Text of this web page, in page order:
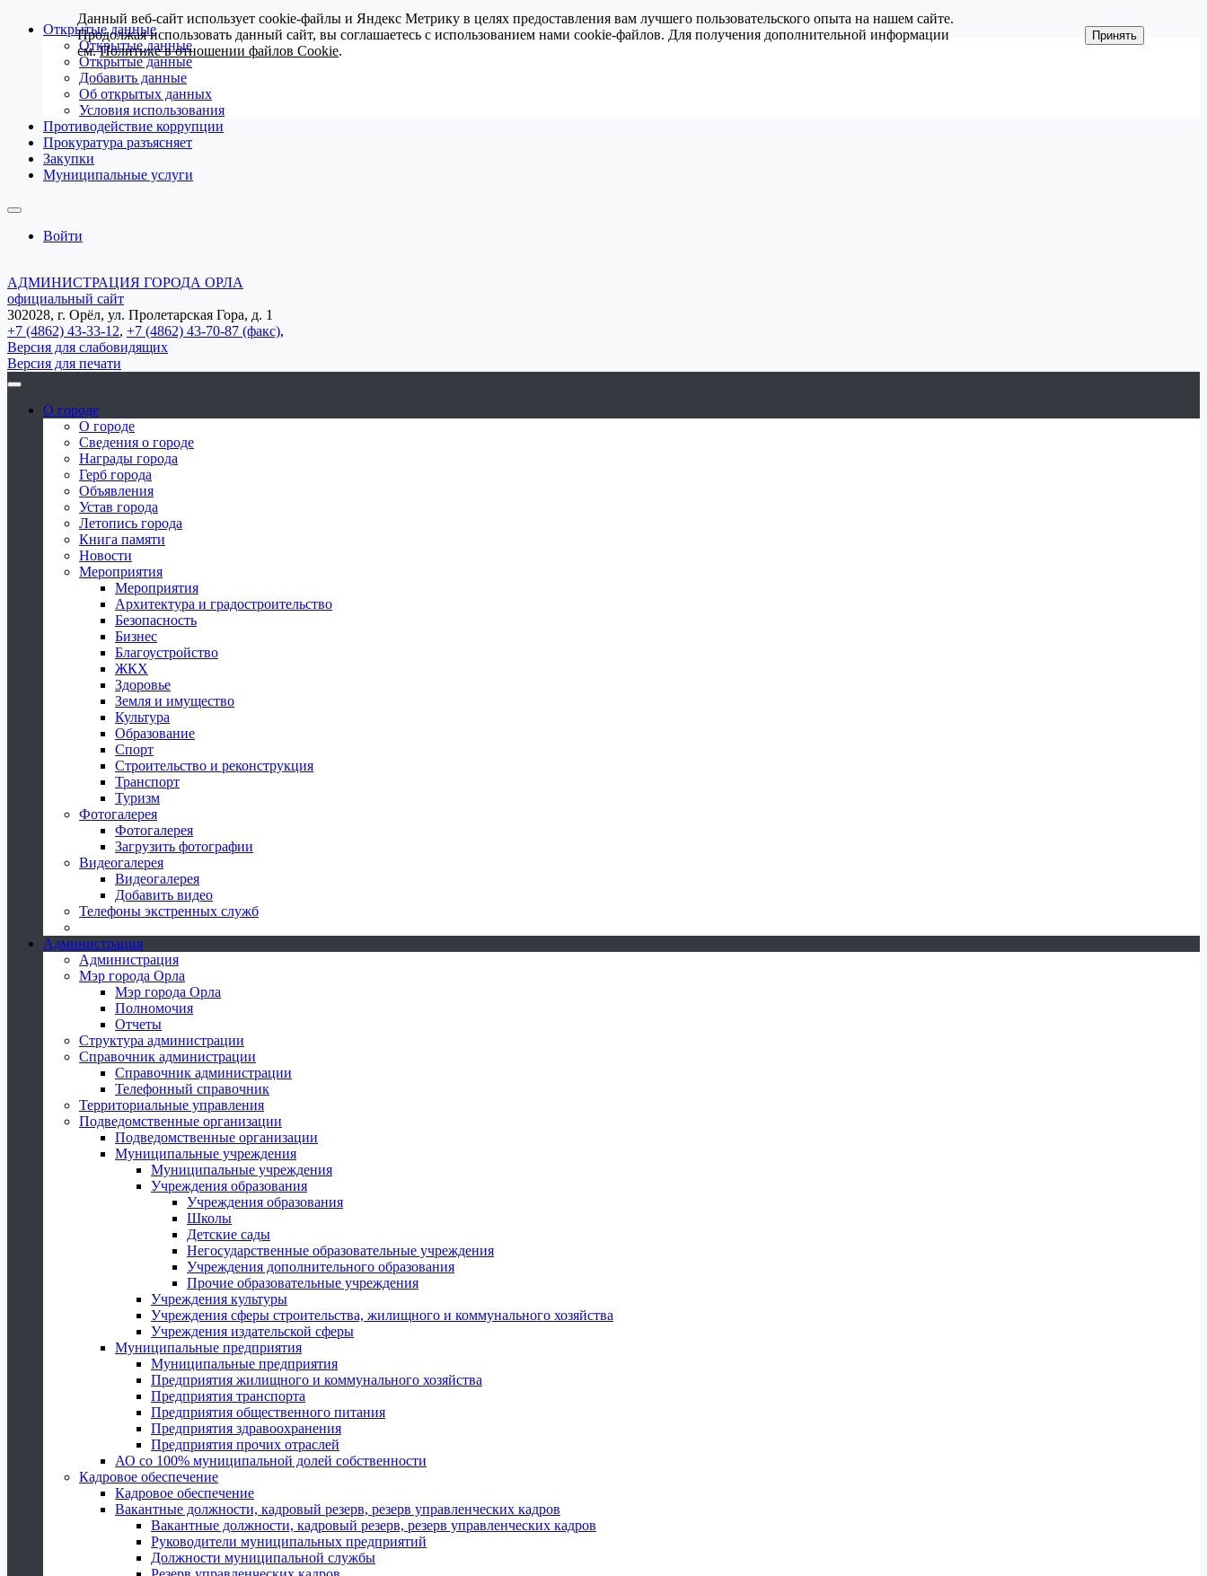
Открытые данные
Открытые данные
Открытые данные
Добавить данные
Об открытых данных
Условия использования
Противодействие коррупции
Прокуратура разъясняет
Закупки
Муниципальные услуги
Войти
АДМИНИСТРАЦИЯ ГОРОДА ОРЛА
официальный сайт
302028, г. Орёл, ул. Пролетарская Гора, д. 1
+7 (4862) 43-33-12, +7 (4862) 43-70-87 (факс),
Версия для слабовидящих
Версия для печати
О городе
О городе
Сведения о городе
Награды города
Герб города
Объявления
Устав города
Летопись города
Книга памяти
Новости
Мероприятия
Мероприятия
Архитектура и градостроительство
Безопасность
Бизнес
Благоустройство
ЖКХ
Здоровье
Земля и имущество
Культура
Образование
Спорт
Строительство и реконструкция
Транспорт
Туризм
Фотогалерея
Фотогалерея
Загрузить фотографии
Видеогалерея
Видеогалерея
Добавить видео
Телефоны экстренных служб
Администрация
Администрация
Мэр города Орла
Мэр города Орла
Полномочия
Отчеты
Структура администрации
Справочник администрации
Справочник администрации
Телефонный справочник
Территориальные управления
Подведомственные организации
Подведомственные организации
Муниципальные учреждения
Муниципальные учреждения
Учреждения образования
Учреждения образования
Школы
Детские сады
Негосударственные образовательные учреждения
Учреждения дополнительного образования
Прочие образовательные учреждения
Учреждения культуры
Учреждения сферы строительства, жилищного и коммунального хозяйства
Учреждения издательской сферы
Муниципальные предприятия
Муниципальные предприятия
Предприятия жилищного и коммунального хозяйства
Предприятия транспорта
Предприятия общественного питания
Предприятия здравоохранения
Предприятия прочих отраслей
АО со 100% муниципальной долей собственности
Кадровое обеспечение
Кадровое обеспечение
Вакантные должности, кадровый резерв, резерв управленческих кадров
Вакантные должности, кадровый резерв, резерв управленческих кадров
Руководители муниципальных предприятий
Должности муниципальной службы
Данный веб-сайт использует cookie-файлы и Яндекс Метрику в целях предоставления вам лучшего пользовательского опыта на нашем сайте.
Продолжая использовать данный сайт, вы соглашаетесь с использованием нами cookie-файлов. Для получения дополнительной информации
см.Политике в отношении файлов Cookie.
Принять